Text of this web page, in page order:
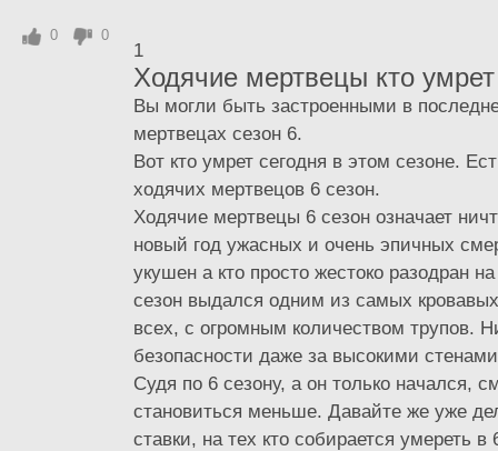
1
Ходячие мертвецы кто
Вы могли быть застроенными в
мертвецах сезон 6.
Вот кто умрет сегодня в этом сезоне.
ходячих мертвецов 6 сезон.
Ходячие мертвецы 6 сезон означает
новый год ужасных и очень эпичных
укушен а кто просто жестоко разодран
сезон выдался одним из самых
всех, с огромным количеством трупов.
безопасности даже за высокими
Судя по 6 сезону, а он только начался,
становиться меньше. Давайте же уже
ставки, на тех кто собирается умереть в
0 0